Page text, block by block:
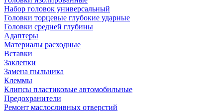
Набор головок универсальный
Головки торцевые глубокие ударные
Головки средней глубины
Адаптеры
Материалы расходные
Вставки
Заклепки
Замена пыльника
Клеммы
Клипсы пластиковые автомобильные
Предохранители
Ремонт маслосливных отверстий